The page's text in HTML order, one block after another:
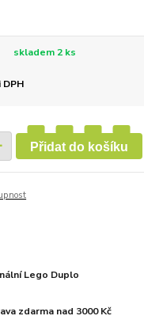
skladem 2 ks
Přidat do košíku
Lego Duplo
zdarma nad 3000 Kč